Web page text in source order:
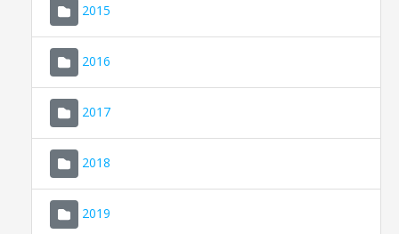
2015
2016
2017
2018
2019